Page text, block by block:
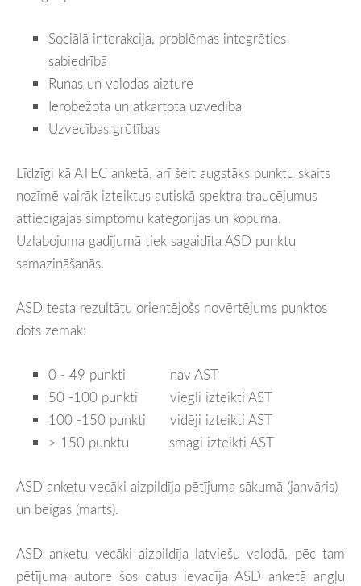
Sociālā interakcija, problēmas integrēties
sabiedrībā
Runas un valodas aizture
Ierobežota un atkārtota uzvedība
Uzvedības grūtības
Līdzīgi kā ATEC anketā, arī šeit augstāks punktu skaits
nozīmē vairāk izteiktus autiskā spektra traucējumus
attiecīgajās simptomu kategorijās un kopumā.
Uzlabojuma gadījumā tiek sagaidīta ASD punktu
samazināšanās.
ASD testa rezultātu orientējošs novērtējums punktos
dots zemāk:
0 - 49 punkti nav AST
50 -100 punkti viegli izteikti AST
100 -150 punkti vidēji izteikti AST
> 150 punktu smagi izteikti AST
ASD anketu vecāki aizpildīja pētījuma sākumā (janvāris)
un beigās (marts).
ASD anketu vecāki aizpildīja latviešu valodā, pēc tam
pētījuma autore šos datus ievadīja ASD anketā angļu